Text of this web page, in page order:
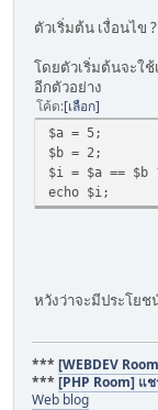
ตัวเริ่มต้น เงื่อนไข
โดยตัวเริ่มต้นจะใ
อีกตัวอย่าง
โค้ด เลือก
$a = 5;
$b = 2;
$i = $a ==
echo $i;
หวังว่าจะมีประโยช
*** [WEBDEV
*** [PHP Room] แ
Web blog